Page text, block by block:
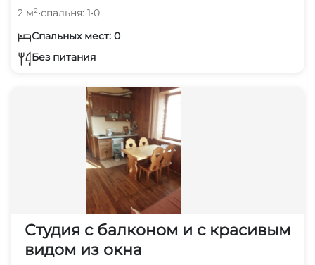
2 м²•спальня: 1•0
Спальных мест: 0
Без питания
Студия с балконом и с красивым
видом из окна